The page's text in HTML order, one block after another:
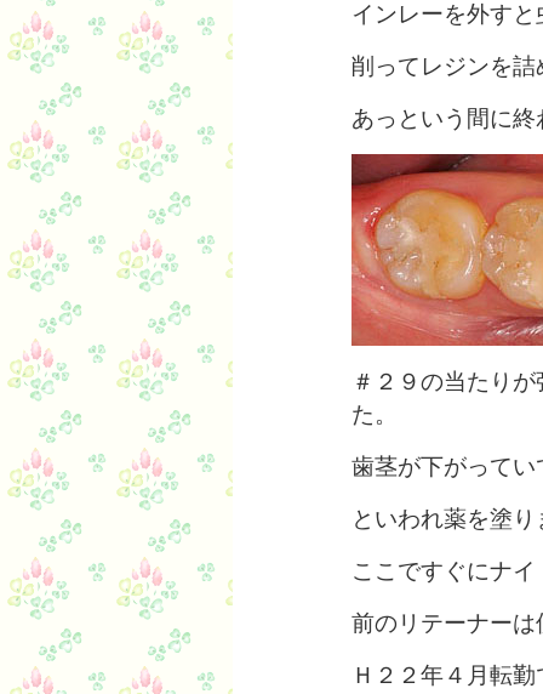
インレーを外す
削ってレジンを詰
あっという間に
＃２９の当たり
た。
歯茎が下がって
といわれ薬を塗
ここですぐにナ
前のリテーナー
Ｈ２２年４月転